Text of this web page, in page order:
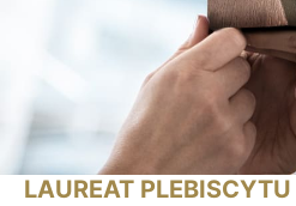
LAUREAT